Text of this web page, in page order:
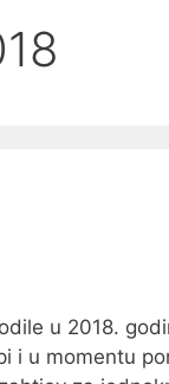
u 2018.
i u momentu